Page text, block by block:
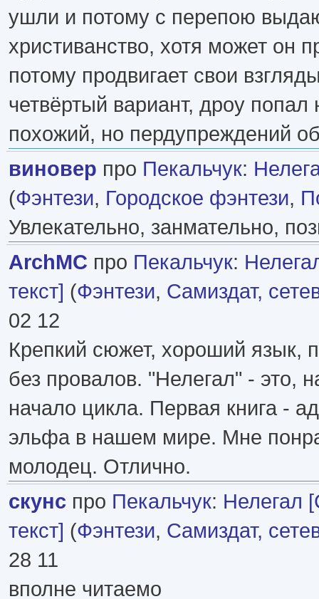
ушли и потому с перепою
христиванство, хотя может он
потому продвигает свои
четвёртый вариант, дроу
похожий, но пердупреждений
виновер про Пекальчук:
(Фэнтези, Городское фэнтези,
Увлекательно, занмательно,
ArchMC про Пекальчук:
текст] (Фэнтези, Самиздат,
02 12
Крепкий сюжет, хороший язык,
без провалов. "Нелегал" - это,
начало цикла. Первая книга -
эльфа в нашем мире. Мне
молодец. Отлично.
скунс про Пекальчук: Нелегал
текст] (Фэнтези, Самиздат,
28 11
вполне читаемо